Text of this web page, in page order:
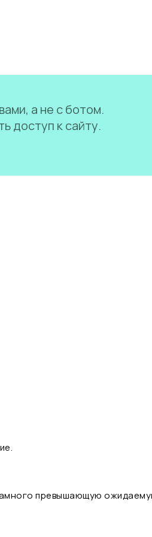
а не с ботом.
доступ к сайту.
превышающую